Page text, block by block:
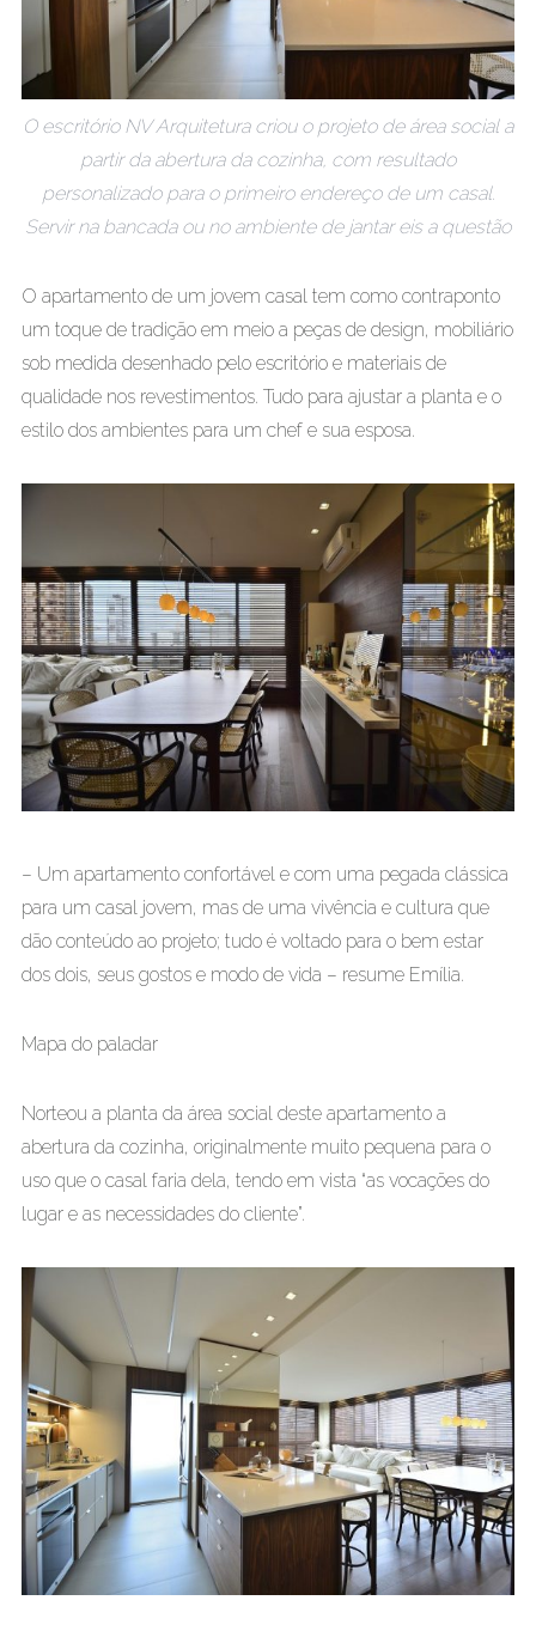
O escritório NV Arquitetura criou o projeto de área social a
partir da abertura da cozinha, com resultado
personalizado para o primeiro endereço de um casal.
Servir na bancada ou no ambiente de jantar eis a questão
O apartamento de um jovem casal tem como contraponto
um toque de tradição em meio a peças de design, mobiliário
sob medida desenhado pelo escritório e materiais de
qualidade nos revestimentos. Tudo para ajustar a planta e o
estilo dos ambientes para um chef e sua esposa.
– Um apartamento confortável e com uma pegada clássica
para um casal jovem, mas de uma vivência e cultura que
dão conteúdo ao projeto; tudo é voltado para o bem estar
dos dois, seus gostos e modo de vida – resume Emília.
Mapa do paladar
Norteou a planta da área social deste apartamento a
abertura da cozinha, originalmente muito pequena para o
uso que o casal faria dela, tendo em vista “as vocações do
lugar e as necessidades do cliente”.